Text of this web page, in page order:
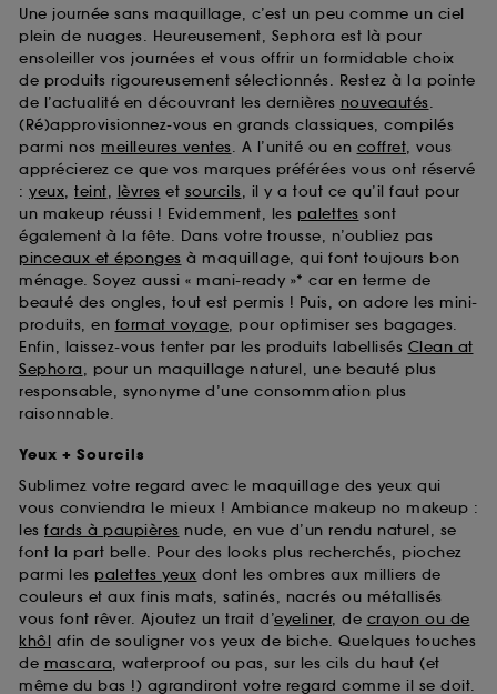
Une journée sans maquillage, c’est un peu comme un ciel
plein de nuages. Heureusement, Sephora est là pour
ensoleiller vos journées et vous offrir un formidable choix
de produits rigoureusement sélectionnés. Restez à la pointe
de l’actualité en découvrant les dernières nouveautés.
(Ré)approvisionnez-vous en grands classiques, compilés
parmi nos meilleures ventes. A l’unité ou en coffret, vous
apprécierez ce que vos marques préférées vous ont réservé
: yeux, teint, lèvres et sourcils, il y a tout ce qu’il faut pour
un makeup réussi ! Evidemment, les palettes sont
également à la fête. Dans votre trousse, n’oubliez pas
pinceaux et éponges à maquillage, qui font toujours bon
ménage. Soyez aussi « mani-ready »* car en terme de
beauté des ongles, tout est permis ! Puis, on adore les mini-
produits, en format voyage, pour optimiser ses bagages.
Enfin, laissez-vous tenter par les produits labellisés Clean at
Sephora, pour un maquillage naturel, une beauté plus
responsable, synonyme d’une consommation plus
raisonnable.
Yeux + Sourcils
Sublimez votre regard avec le maquillage des yeux qui
vous conviendra le mieux ! Ambiance makeup no makeup :
les fards à paupières nude, en vue d’un rendu naturel, se
font la part belle. Pour des looks plus recherchés, piochez
parmi les palettes yeux dont les ombres aux milliers de
couleurs et aux finis mats, satinés, nacrés ou métallisés
vous font rêver. Ajoutez un trait d’eyeliner, de crayon ou de
khôl afin de souligner vos yeux de biche. Quelques touches
de mascara, waterproof ou pas, sur les cils du haut (et
même du bas !) agrandiront votre regard comme il se doit.